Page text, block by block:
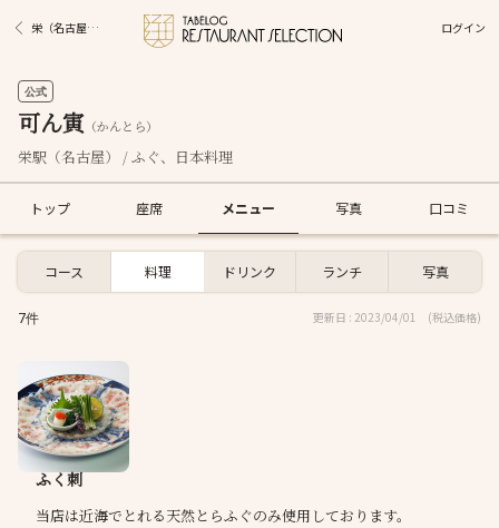
栄（名古屋）駅グルメ ログイン
公式
可ん寅 （かんとら）
栄駅（名古屋） / ふぐ、日本料理
トップ 座席 メニュー 写真 口コミ
コース 料理 ドリンク ランチ 写真
7件 更新日 : 2023/04/01 (税込価格)
ふく刺
当店は近海でとれる天然とらふぐのみ使用しております。